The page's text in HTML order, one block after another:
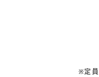
※定員